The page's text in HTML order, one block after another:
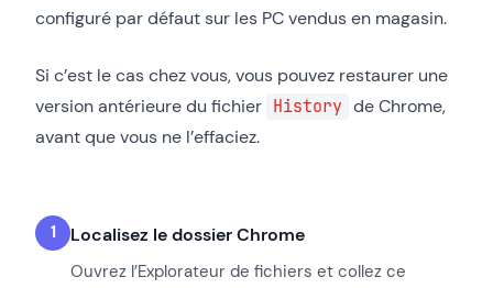
configuré par défaut sur les PC vendus en magasin.
Si c’est le cas chez vous, vous pouvez restaurer une
version antérieure du fichier History de Chrome,
avant que vous ne l’effaciez.
Localisez le dossier Chrome
Ouvrez l’Explorateur de fichiers et collez ce